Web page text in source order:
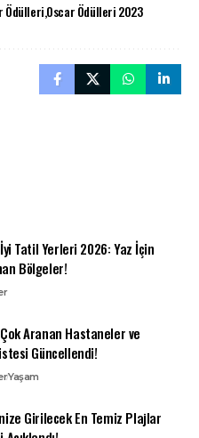
ÖdülleriOscar Ödülleri 2023
Tatil Yerleri 2026: Yaz İçin
Bölgeler!
Aranan Hastaneler ve
Güncellendi!
Yaşam
Girilecek En Temiz Plajlar